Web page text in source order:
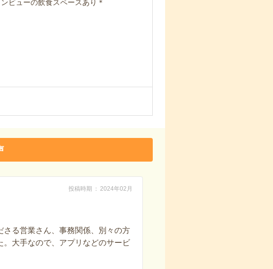
ビューの飲食スペースあり＊
投稿時期 2024年02月
る営業さん、事務関係、別々の方
大手なので、アプリなどのサービ